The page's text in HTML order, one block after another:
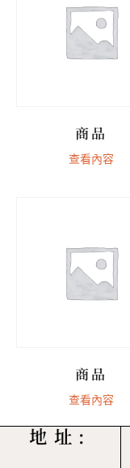
商品
查看內容
商品
查看內容
地址: